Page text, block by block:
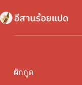
to
content
ผักกูด